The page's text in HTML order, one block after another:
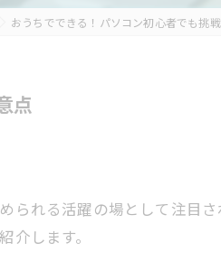
おうちでできる！パソコン初心者でも挑
点
られる活躍の場として注目
します。